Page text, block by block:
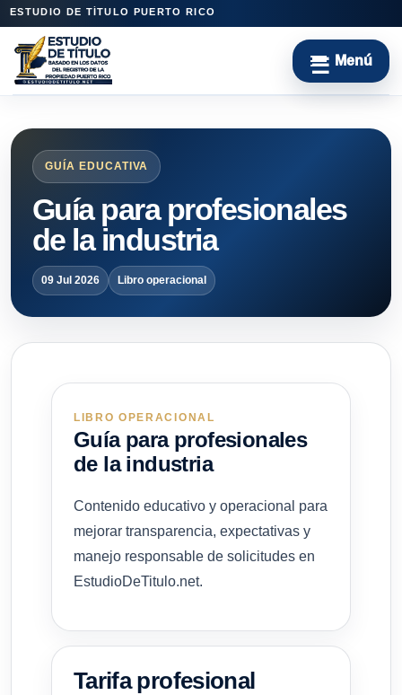
ESTUDIO DE TÍTULO PUERTO RICO
GUÍA EDUCATIVA
Guía para profesionales
de la industria
09 Jul 2026 Libro operacional
LIBRO OPERACIONAL
Guía para profesionales
de la industria
Contenido educativo y operacional para
mejorar transparencia, expectativas y
manejo responsable de solicitudes en
EstudioDeTitulo.net.
Tarifa profesional